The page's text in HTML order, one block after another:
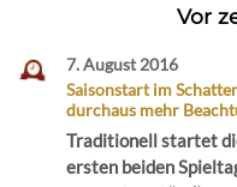
Vor
7. August 2016
Saisonstart im
durchaus mehr
Traditionell startet
ersten beiden